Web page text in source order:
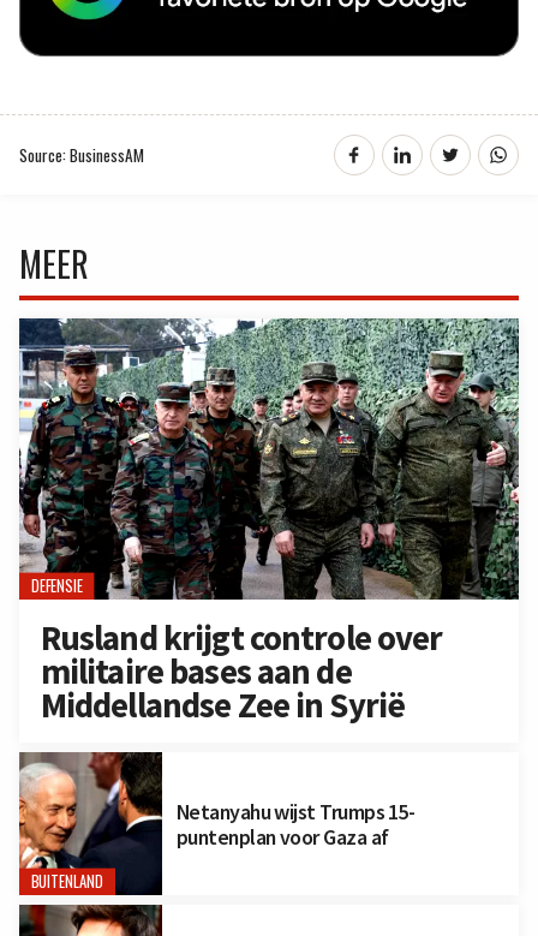
Source: BusinessAM
MEER
DEFENSIE
Rusland krijgt controle over
militaire bases aan de
Middellandse Zee in Syrië
BUITENLAND
Netanyahu wijst Trumps 15-
puntenplan voor Gaza af